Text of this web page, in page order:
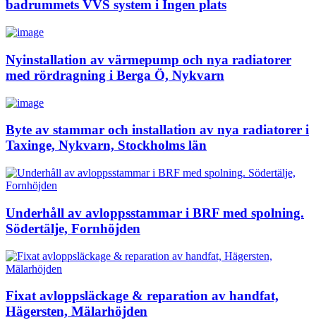
badrummets VVS system i Ingen plats
Nyinstallation av värmepump och nya radiatorer
med rördragning i Berga Ö, Nykvarn
Byte av stammar och installation av nya radiatorer i
Taxinge, Nykvarn, Stockholms län
Underhåll av avloppsstammar i BRF med spolning.
Södertälje, Fornhöjden
Fixat avloppsläckage & reparation av handfat,
Hägersten, Mälarhöjden